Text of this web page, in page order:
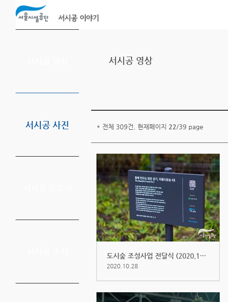
본문바로가기
서시공 사진
서시공 영상
* 전체 309건, 현재페이지 22/39 page
도시숲 조성사업 전달식 (2020.10.16)
2020.10.28